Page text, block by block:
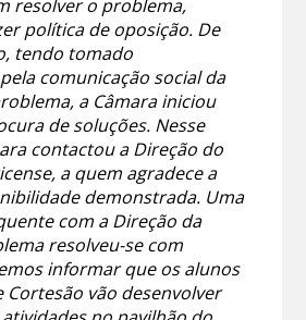
resolver o problema,
política de oposição. De
tendo tomado
comunicação social da
a Câmara iniciou
de soluções. Nesse
contactou a Direção do
a quem agradece a
demonstrada. Uma
com a Direção da
resolveu-se com
informar que os alunos
Cortesão vão desenvolver